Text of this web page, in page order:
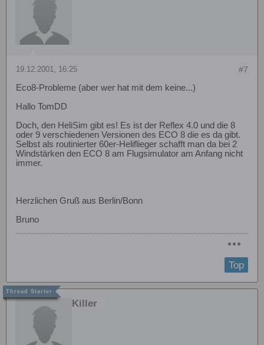
#7
19.12.2001, 16:25
Eco8-Probleme (aber wer hat mit dem keine...)
Hallo TomDD
Doch, den HeliSim gibt es! Es ist der Reflex 4.0 und die 8
oder 9 verschiedenen Versionen des ECO 8 die es da gibt.
Selbst als routinierter 60er-Heliflieger schafft man da bei 2
Windstärken den ECO 8 am Flugsimulator am Anfang nicht
immer.
Herzlichen Gruß aus Berlin/Bonn
Bruno
Top
Killer